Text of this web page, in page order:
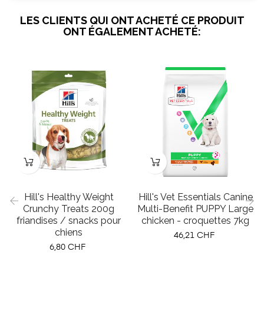
LES CLIENTS QUI ONT ACHETÉ CE PRODUIT
ONT ÉGALEMENT ACHETÉ:
Hill's Healthy Weight
Crunchy Treats 200g
friandises / snacks pour
chiens
Prix
6,80 CHF
Hill's Vet Essentials Canine
Multi-Benefit PUPPY Large
chicken - croquettes 7kg
Prix
46,21 CHF
›